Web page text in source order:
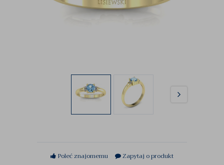
Poleć znajomemu Zapytaj o produkt